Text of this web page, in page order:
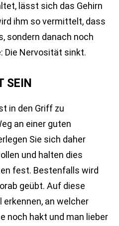
lässt sich das Gehirn
ihm so vermittelt, dass
sondern danach noch
Die Nervosität sinkt.
SEIN
in den Griff zu
an einer guten
Sie sich daher
und halten dies
fest. Bestenfalls wird
geübt. Auf diese
an welcher
noch hakt und man lieber